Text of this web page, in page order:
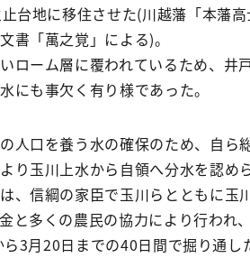
台地に移住させた(川越藩「本藩
書「萬之覚」による)。
ローム層に覆われているため、井
にも事欠く有り様であった。
人口を養う水の確保のため、自
り玉川上水から自領へ分水を認め
、信綱の家臣で玉川らとともに玉
と多くの農民の協力により行われ
3月20日までの40日間で掘り通し